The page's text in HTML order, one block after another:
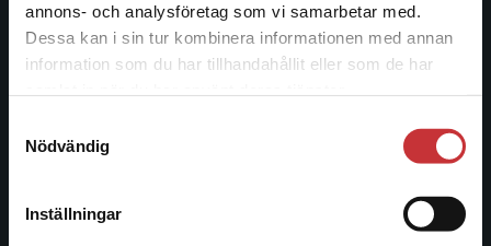
annons- och analysföretag som vi samarbetar med.
Dessa kan i sin tur kombinera informationen med annan
information som du har tillhandahållit eller som de har
Nödvändig
Inställningar
Det verkar som att du besöker
studentlitteratur.se via en enhet utanför Sverige.
Vi erbjuder inte leveranser utanför Sverige. För
att kunna slutföra ett köp måste
Studentlitteratur
Studentlitteratur grundades 1963 och är idag Sveriges
ledande utbildningsförlag. Med läromedel, kurslitteratur,
facklitteratur, utbildningar och digitala
längs hela kunskapsresan.